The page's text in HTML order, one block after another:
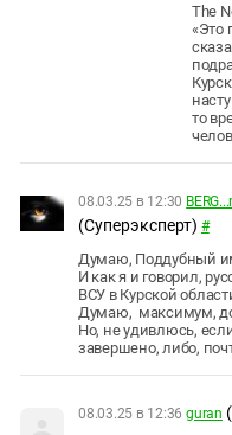
The
«Это
то
08.03.25 в 12:30
(Суперэксперт) #
Думаю, Поддубный
И как я и говорил,
ВСУ в Курской
Думаю, максимум, до
Но, не удивлюсь,
завершено, либо,
08.03.25 в 12:36 guran